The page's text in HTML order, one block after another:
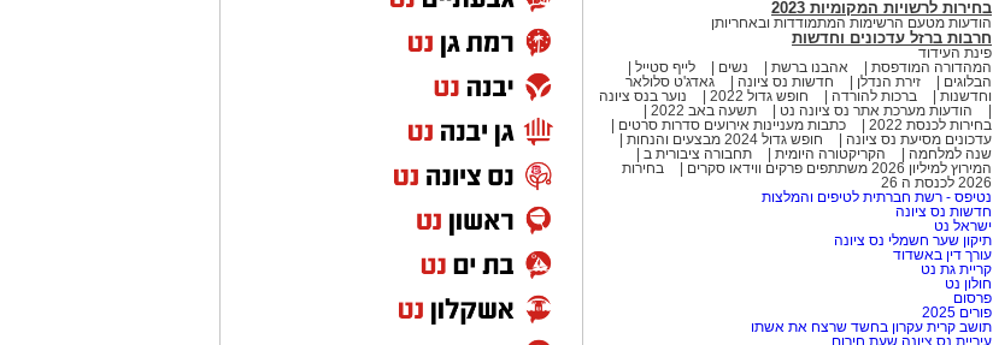
בחירות לרשויות המקומיות 2023
הודעות מטעם הרשימות המתמודדות ובאחריותן
חרבות ברזל עדכונים וחדשות
פינת העידוד
המהדורה המודפסת
אהבנו ברשת נשים
לייף סטייל
הבלוגים
זירת הנדלן חדשות נס ציונה
גאדג'ט סלולאר
וחדשנות
ברכות להורדה חופש גדול 2022
נוער בנס ציונה
הודעות מערכת אתר נס ציונה נט
תשעה באב 2022
בחירות לכנסת 2022
כתבות מעניינות אירועים סדרות סרטים
עדכונים מסיעת נס ציונה
חופש גדול 2024 מבצעים והנחות
שנה למלחמה
הקריקטורה היומית
תחבורה ציבורית ב
המירוץ למיליון 2026 משתתפים פרקים ווידאו סקרים
בחירות
2026 לכנסת ה 26
נטיפס - רשת חברתית לטיפים והמלצות
חדשות נס ציונה
ישראל נט
תיקון שער חשמלי נס ציונה
עורך דין באשדוד
קריית גת נט
חולון נט
פרסום
פורים 2025
תושב קרית עקרון בחשד שרצח את אשתו
עיריית נס ציונה שעת חירום